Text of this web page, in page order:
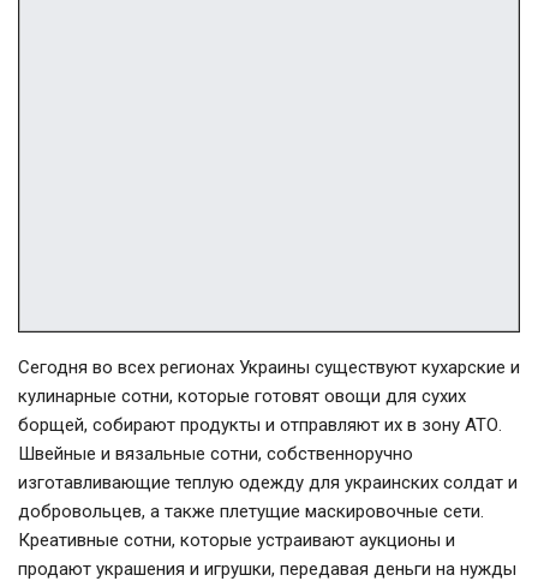
Сегодня во всех регионах Украины существуют кухарские и
кулинарные сотни, которые готовят овощи для сухих
борщей, собирают продукты и отправляют их в зону АТО.
Швейные и вязальные сотни, собственноручно
изготавливающие теплую одежду для украинских солдат и
добровольцев, а также плетущие маскировочные сети.
Креативные сотни, которые устраивают аукционы и
продают украшения и игрушки, передавая деньги на нужды